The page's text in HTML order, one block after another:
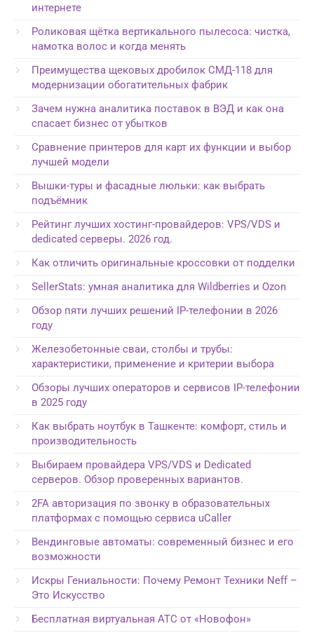
интернете
Роликовая щётка вертикального пылесоса: чистка,
намотка волос и когда менять
Преимущества щековых дробилок СМД-118 для
модернизации обогатительных фабрик
Зачем нужна аналитика поставок в ВЭД и как она
спасает бизнес от убытков
Сравнение принтеров для карт их функции и выбор
лучшей модели
Вышки-туры и фасадные люльки: как выбрать
подъёмник
Рейтинг лучших хостинг-провайдеров: VPS/VDS и
dedicated серверы. 2026 год.
Как отличить оригинальные кроссовки от подделки
SellerStats: умная аналитика для Wildberries и Ozon
Обзор пяти лучших решений IP-телефонии в 2026
году
Железобетонные сваи, столбы и трубы:
характеристики, применение и критерии выбора
Обзоры лучших операторов и сервисов IP-телефонии
в 2025 году
Как выбрать ноутбук в Ташкенте: комфорт, стиль и
производительность
Выбираем провайдера VPS/VDS и Dedicated
серверов. Обзор проверенных вариантов.
2FA авторизация по звонку в образовательных
платформах с помощью сервиса uCaller
Вендинговые автоматы: современный бизнес и его
возможности
Искры Гениальности: Почему Ремонт Техники Neff –
Это Искусство
Бесплатная виртуальная АТС от «Новофон»